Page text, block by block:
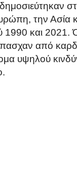
την Ασία
1990 και 2021.
από
υψηλού